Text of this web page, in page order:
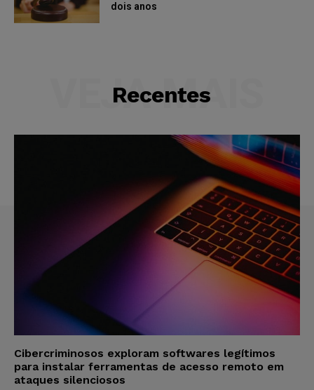
dois anos
Recentes
VEJA MAIS
Cibercriminosos exploram softwares legítimos
para instalar ferramentas de acesso remoto em
ataques silenciosos